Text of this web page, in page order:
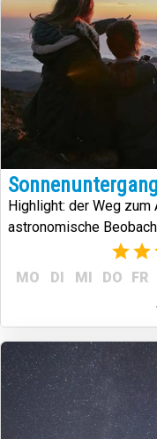
Highlight: der Weg
astronomische
MO DI MI DO FR